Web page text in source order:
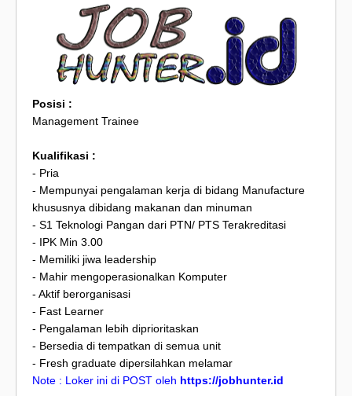
Posisi :
Management Trainee
Kualifikasi :
- Pria
- Mempunyai pengalaman kerja di bidang Manufacture
khususnya dibidang makanan dan minuman
- S1 Teknologi Pangan dari PTN/ PTS Terakreditasi
- IPK Min 3.00
- Memiliki jiwa leadership
- Mahir mengoperasionalkan Komputer
- Aktif berorganisasi
- Fast Learner
- Pengalaman lebih diprioritaskan
- Bersedia di tempatkan di semua unit
- Fresh graduate dipersilahkan melamar
Note : Loker ini di POST oleh https://jobhunter.id